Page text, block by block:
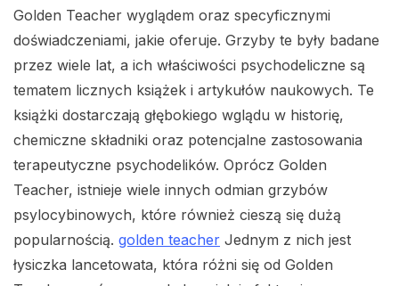
Golden Teacher wyglądem oraz specyficznymi
doświadczeniami, jakie oferuje. Grzyby te były badane
przez wiele lat, a ich właściwości psychodeliczne są
tematem licznych książek i artykułów naukowych. Te
książki dostarczają głębokiego wglądu w historię,
chemiczne składniki oraz potencjalne zastosowania
terapeutyczne psychodelików. Oprócz Golden
Teacher, istnieje wiele innych odmian grzybów
psylocybinowych, które również cieszą się dużą
popularnością. golden teacher Jednym z nich jest
łysiczka lancetowata, która różni się od Golden